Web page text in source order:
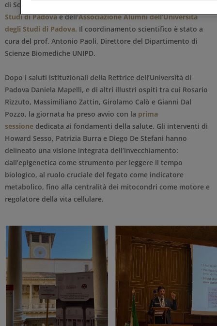
di Solgar, è stata insignita del patrocinio dell'
Studi di Padovae dell'AssociazioneAlumni dell’Università
degli Studi di Padova. Il coordinamento scientifico è stato a
cura del prof. Antonio Paoli, Direttore del Dipartimento di
Scienze Biomediche UNIPD.
Dopo i saluti istituzionali della Rettrice dell’Università di
Padova Daniela Mapelli, e di altri illustri ospiti tra cui Rosario
Rizzuto, Massimiliano Zattin, Girolamo Calò e Gianni Dal
Pozzo, la giornata ha preso avvio con la prima
sessione dedicata ai fondamenti della salute. Gli interventi di
Howard Sesso, Patrizia Burra e Diego De Stefani hanno
delineato una visione integrata dell’invecchiamento:
dall’epigenetica come strumento per leggere il tempo
biologico, al ruolo cruciale del fegato come indicatore
metabolico, fino alla centralità dei mitocondri come motore e
regolatore della vita cellulare.